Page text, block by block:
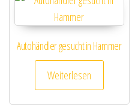
Autohändler gesucht in Hammer
Weiterlesen